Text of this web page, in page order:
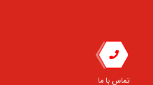
تماس با ما